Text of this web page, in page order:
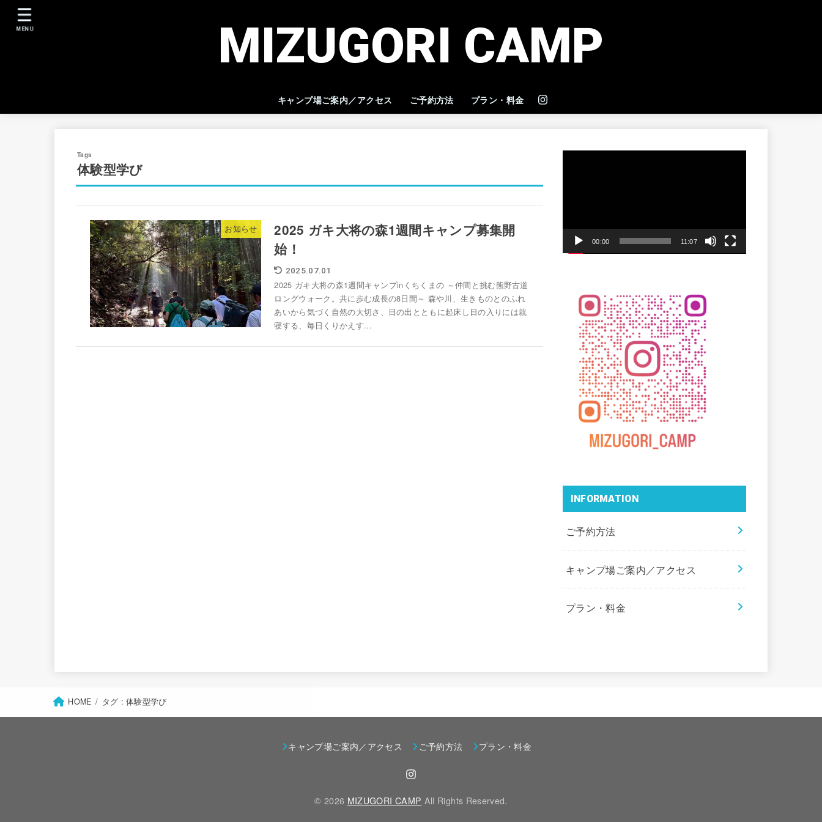
MIZUGORI CAMP
キャンプ場ご案内／アクセス ご予約方法 プラン・料金
MENU
体験型学び
お知らせ
2025 ガキ大将の森1週間キャンプ募集開
始！
2025.07.01
2025 ガキ大将の森1週間キャンプinくちくまの ～仲間と挑む熊野古道
ロングウォーク。共に歩む成長の8日間～ 森や川、生きものとのふれ
あいから気づく自然の大切さ、日の出とともに起床し日の入りには就
寝する、毎日くりかえす...
ー
ヤ
00:00 11:07
INFORMATION
ご予約方法
キャンプ場ご案内／アクセス
プラン・料金
HOME タグ : 体験型学び
キャンプ場ご案内／アクセス ご予約方法 プラン・料金
© 2026 MIZUGORI CAMP All Rights Reserved.